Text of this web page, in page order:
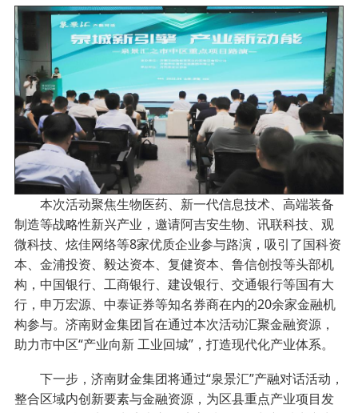
本次活动聚焦生物医药、新一代信息技术、高端装备
制造等战略性新兴产业，邀请阿吉安生物、讯联科技、观
微科技、炫佳网络等8家优质企业参与路演，吸引了国科资
本、金浦投资、毅达资本、复健资本、鲁信创投等头部机
构，中国银行、工商银行、建设银行、交通银行等国有大
行，申万宏源、中泰证券等知名券商在内的20余家金融机
构参与。济南财金集团旨在通过本次活动汇聚金融资源，
助力市中区“产业向新 工业回城”，打造现代化产业体系。
下一步，济南财金集团将通过“泉景汇”产融对话活动，
整合区域内创新要素与金融资源，为区县重点产业项目发